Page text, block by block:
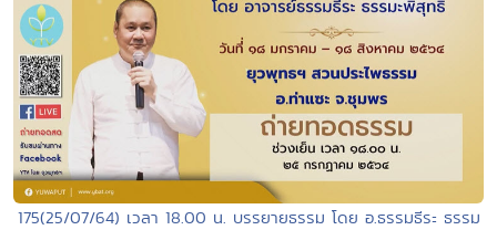
175(25/07/64) เวลา 18.00 น. บรรยายธรรม โดย อ.ธรรมธีระ ธรรม